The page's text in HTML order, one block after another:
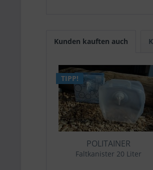
Kunden kauften auch
TIPP!
POLITAINER
Faltkanister 20 Liter